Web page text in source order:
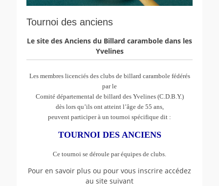
Tournoi des anciens
Le site des Anciens du Billard carambole dans les
Yvelines
Les membres licenciés des clubs de billard carambole fédérés
par le
Comité départemental de billard des Yvelines (C.D.B.Y.)
dès lors qu’ils ont atteint l’âge de 55 ans,
peuvent participer à un tournoi spécifique dit :
TOURNOI DES ANCIENS
Ce tournoi se déroule par équipes de clubs.
Pour en savoir plus ou pour vous inscrire accédez
au site suivant